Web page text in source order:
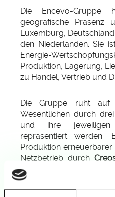
Die Encevo-
geografische Präsenz
Luxemburg,
den Niederlanden. Sie
Energie-
Produktion, Lagerung,
zu Handel, Vertrieb und
Die Gruppe ruht
Wesentlichen durch
und ihre jeweiligen
repräsentiert werden:
Produktion
Netzbetrieb durch
Dienstleistungen
Energieeffizienz,
Teseos.